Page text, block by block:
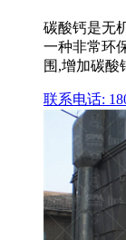
碳酸钙是无
一种非常环
围,增加碳酸
联系电话: